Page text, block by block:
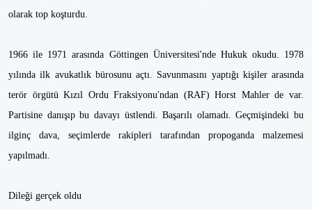
olarak top koşturdu.
1966 ile 1971 arasında Göttingen Üniversitesi'nde Hukuk okudu. 1978
yılında ilk avukatlık bürosunu açtı. Savunmasını yaptığı kişiler arasında
terör örgütü Kızıl Ordu Fraksiyonu'ndan (RAF) Horst Mahler de var.
Partisine danışıp bu davayı üstlendi. Başarılı olamadı. Geçmişindeki bu
ilginç dava, seçimlerde rakipleri tarafından propoganda malzemesi
yapılmadı.
Dileği gerçek oldu